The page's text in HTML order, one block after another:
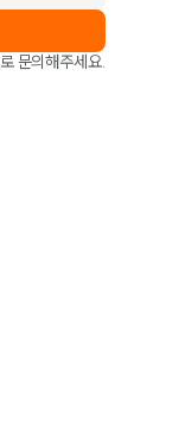
로 문의해주세요.